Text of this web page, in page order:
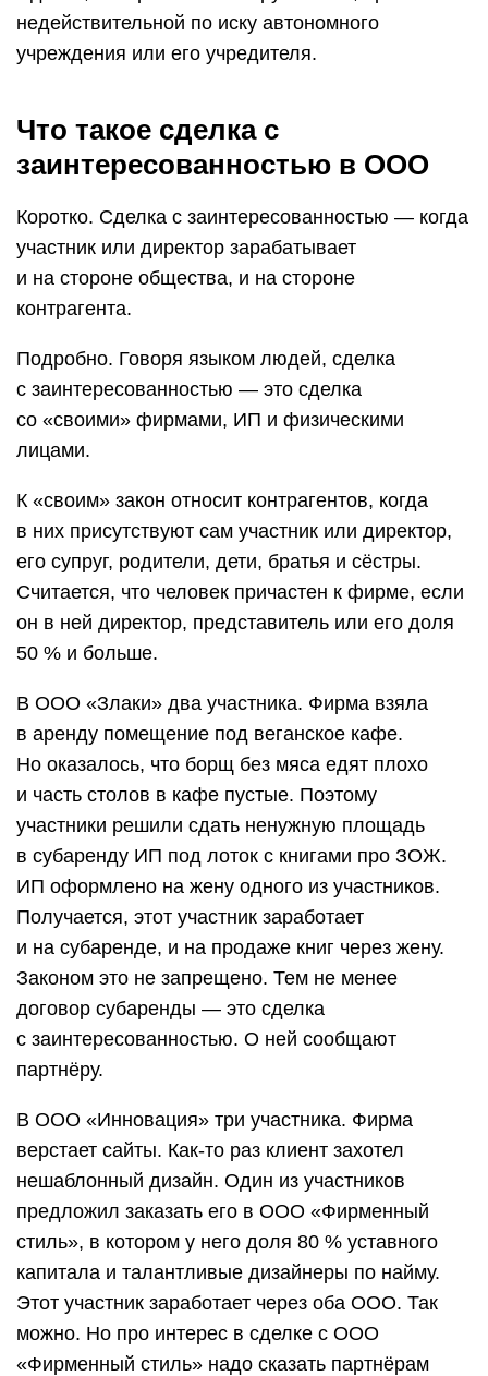
недействительной по иску автономного
учреждения или его учредителя.
Что такое сделка с
заинтересованностью в ООО
Коротко. Сделка с заинтересованностью — когда
участник или директор зарабатывает
и на стороне общества, и на стороне
контрагента.
Подробно. Говоря языком людей, сделка
с заинтересованностью — это сделка
со «своими» фирмами, ИП и физическими
лицами.
К «своим» закон относит контрагентов, когда
в них присутствуют сам участник или директор,
его супруг, родители, дети, братья и сёстры.
Считается, что человек причастен к фирме, если
он в ней директор, представитель или его доля
50 % и больше.
В ООО «Злаки» два участника. Фирма взяла
в аренду помещение под веганское кафе.
Но оказалось, что борщ без мяса едят плохо
и часть столов в кафе пустые. Поэтому
участники решили сдать ненужную площадь
в субаренду ИП под лоток с книгами про ЗОЖ.
ИП оформлено на жену одного из участников.
Получается, этот участник заработает
и на субаренде, и на продаже книг через жену.
Законом это не запрещено. Тем не менее
договор субаренды — это сделка
с заинтересованностью. О ней сообщают
партнёру.
В ООО «Инновация» три участника. Фирма
верстает сайты. Как-то раз клиент захотел
нешаблонный дизайн. Один из участников
предложил заказать его в ООО «Фирменный
стиль», в котором у него доля 80 % уставного
капитала и талантливые дизайнеры по найму.
Этот участник заработает через оба ООО. Так
можно. Но про интерес в сделке с ООО
«Фирменный стиль» надо сказать партнёрам